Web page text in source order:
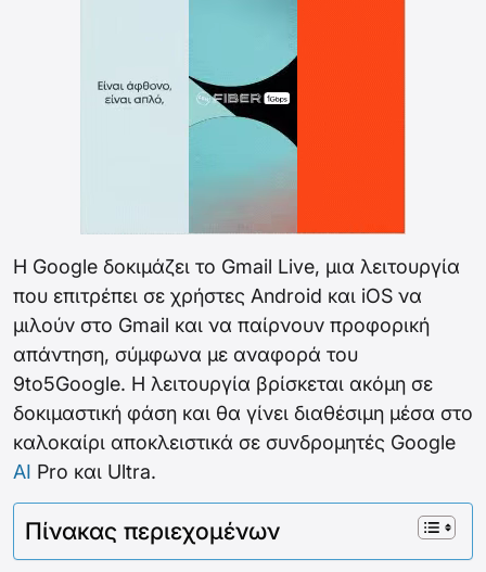
Η Google δοκιμάζει το Gmail Live, μια λειτουργία
που επιτρέπει σε χρήστες Android και iOS να
μιλούν στο Gmail και να παίρνουν προφορική
απάντηση, σύμφωνα με αναφορά του
9to5Google. Η λειτουργία βρίσκεται ακόμη σε
δοκιμαστική φάση και θα γίνει διαθέσιμη μέσα στο
καλοκαίρι αποκλειστικά σε συνδρομητές Google
AI Pro και Ultra.
Πίνακας περιεχομένων